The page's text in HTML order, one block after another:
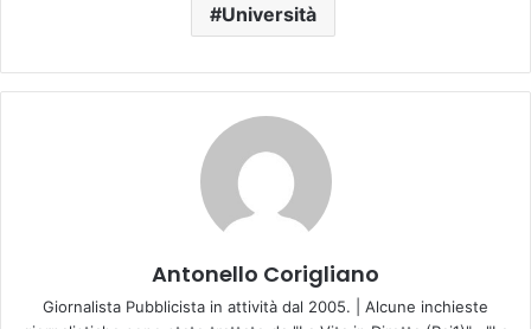
Università
Antonello Corigliano
Giornalista Pubblicista in attività dal 2005. | Alcune inchieste